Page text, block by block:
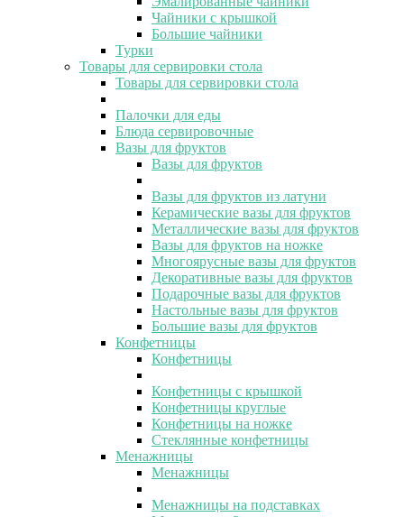
Чайники с крышкой
Большие чайники
Турки
Товары для сервировки стола
Товары для сервировки стола
Палочки для еды
Блюда сервировочные
Вазы для фруктов
Вазы для фруктов
Вазы для фруктов из латуни
Керамические вазы для фруктов
Металлические вазы для фруктов
Вазы для фруктов на ножке
Многоярусные вазы для фруктов
Декоративные вазы для фруктов
Подарочные вазы для фруктов
Настольные вазы для фруктов
Большие вазы для фруктов
Конфетницы
Конфетницы
Конфетницы с крышкой
Конфетницы круглые
Конфетницы на ножке
Стеклянные конфетницы
Менажницы
Менажницы
Менажницы на подставках